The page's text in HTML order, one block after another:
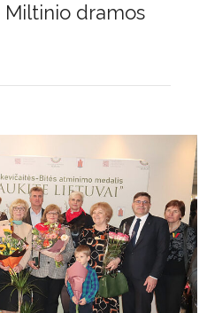
Miltinio dramos